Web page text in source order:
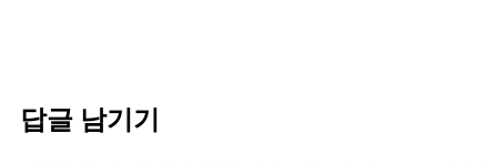
답글 남기기